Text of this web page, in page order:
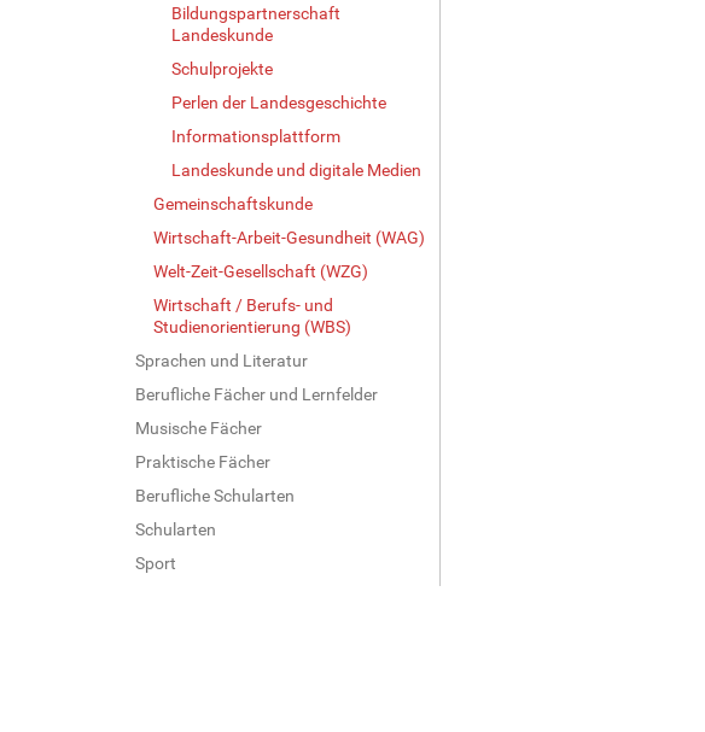
Bildungspartnerschaft
Landeskunde
Schulprojekte
Perlen der Landesgeschichte
Informationsplattform
Landeskunde und digitale Medien
Gemeinschaftskunde
Wirtschaft-Arbeit-Gesundheit (WAG)
Welt-Zeit-Gesellschaft (WZG)
Wirtschaft / Berufs- und
Studienorientierung (WBS)
Sprachen und Literatur
Berufliche Fächer und Lernfelder
Musische Fächer
Praktische Fächer
Berufliche Schularten
Schularten
Sport